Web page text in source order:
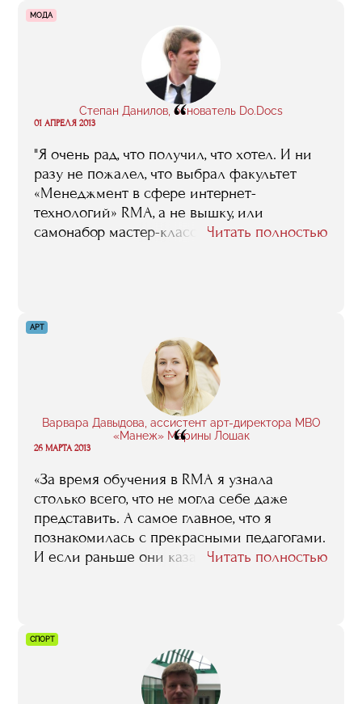
прояснить для себя какие-то вещи,
связанные с транспортировкой предметов
искусства, пиаром выставочных проектов,
особенностями монтажа и т.д. А это очень
важная информация, когда делаешь
выставку "с нуля"»
МОДА
Степан Данилов, основатель Do.Docs
“
01 АПРЕЛЯ 2013
"Я очень рад, что получил, что хотел. И ни
разу не пожалел, что выбрал факультет
«Менеджмент в сфере интернет-
технологий» RMA, а не вышку, или
самонабор мастер-классов. И я, правда,
Читать полностью
АРТ
Варвара Давыдова, ассистент арт-директора МВО
«Манеж» Марины Лошак
“
26 МАРТА 2013
«За время обучения в RMA я узнала
столько всего, что не могла себе даже
представить. А самое главное, что я
познакомилась с прекрасными педагогами.
И если раньше они казались мнеЧитать полностью
СПОРТ